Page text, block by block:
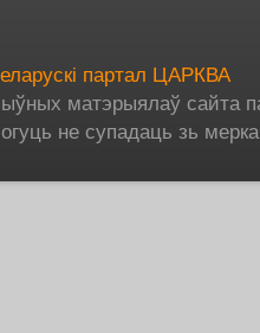
партал ЦАРКВА
матэрыялаў сайта
не супадаць зь